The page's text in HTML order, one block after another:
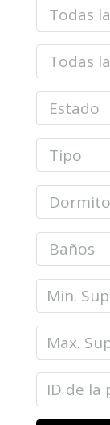
Todas
Todas
Estado
Tipo
Baños